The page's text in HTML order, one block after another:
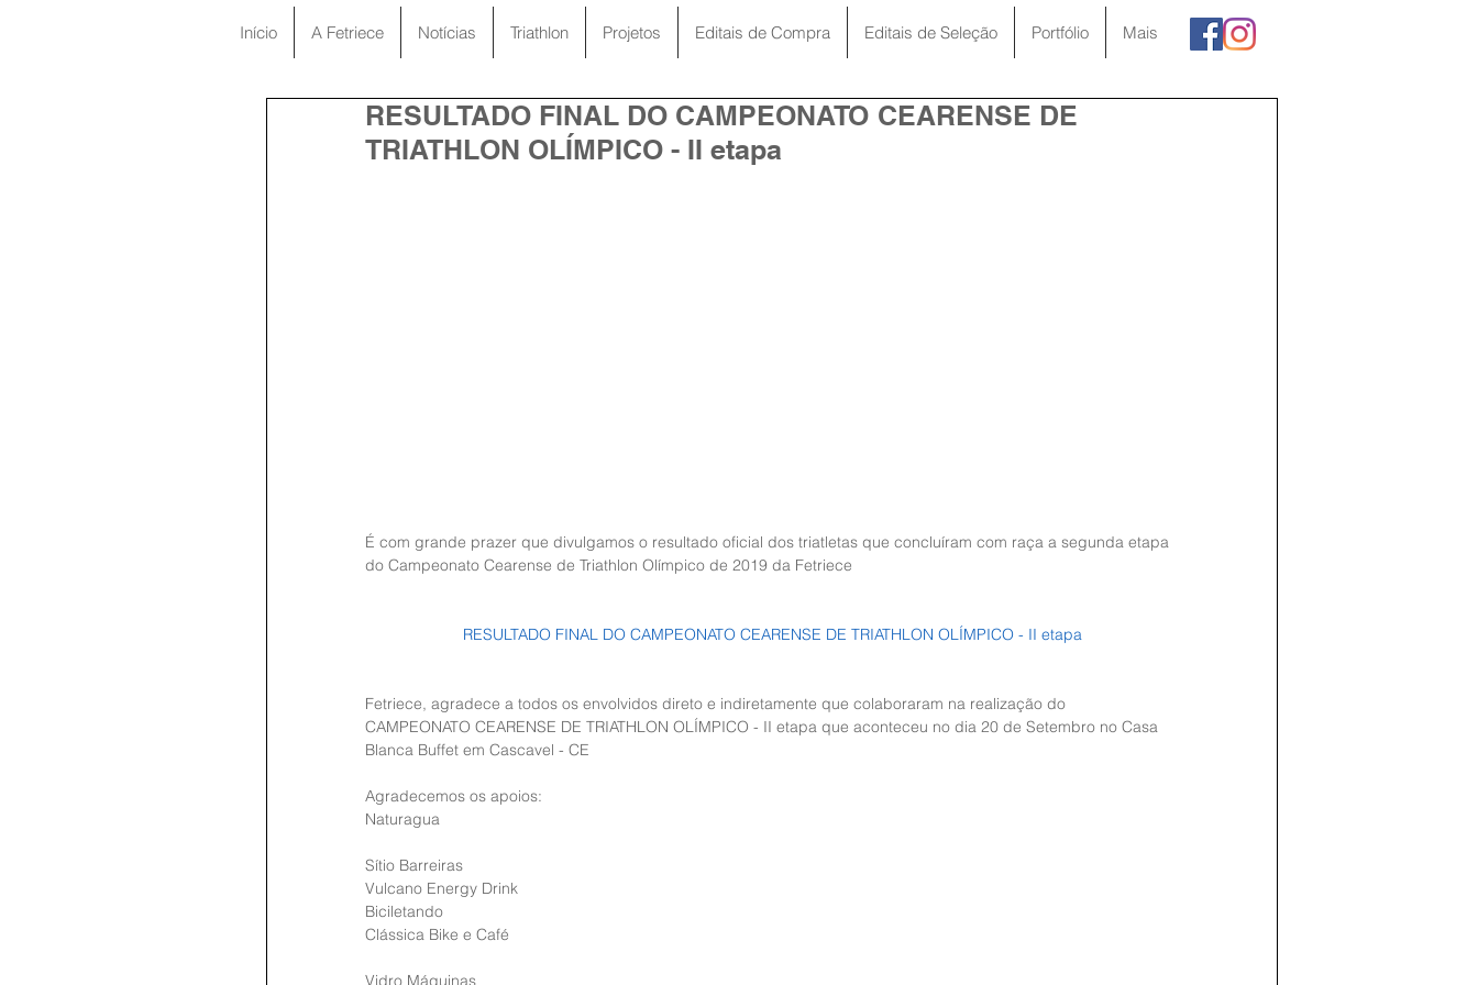
Início A Fetriece Notícias Triathlon Projetos Editais de Compra Editais de Seleção Portfólio Mais
RESULTADO FINAL DO CAMPEONATO CEARENSE DE
TRIATHLON OLÍMPICO - II etapa
É com grande prazer que divulgamos o resultado oficial dos triatletas que concluíram com raça a segunda etapa
do Campeonato Cearense de Triathlon Olímpico de 2019 da Fetriece
RESULTADO FINAL DO CAMPEONATO CEARENSE DE TRIATHLON OLÍMPICO - II etapa
Fetriece, agradece a todos os envolvidos direto e indiretamente que colaboraram na realização do
CAMPEONATO CEARENSE DE TRIATHLON OLÍMPICO - II etapa que aconteceu no dia 20 de Setembro no Casa
Blanca Buffet em Cascavel - CE
Agradecemos os apoios:
Naturagua
Sítio Barreiras
Vulcano Energy Drink
Biciletando
Clássica Bike e Café
Vidro Máquinas